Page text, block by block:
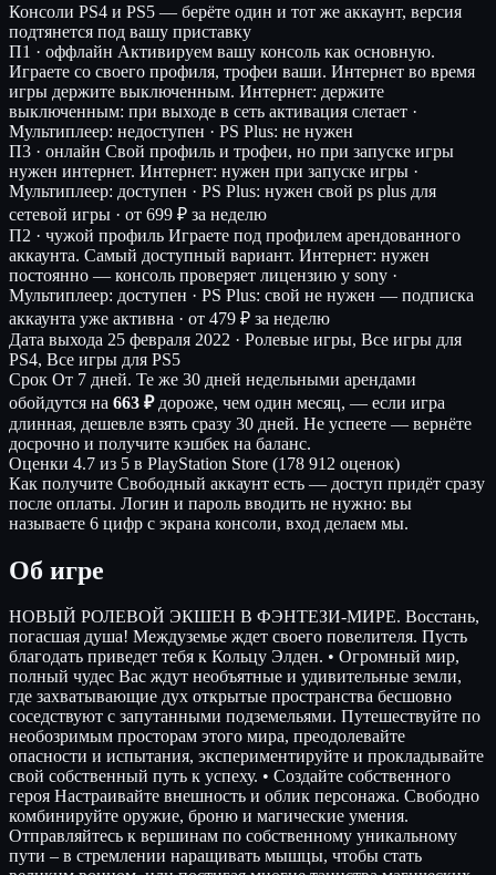
Консоли PS4 и PS5 — берёте один и тот же аккаунт, версия
подтянется под вашу приставку
П1 · оффлайн Активируем вашу консоль как основную.
Играете со своего профиля, трофеи ваши. Интернет во время
игры держите выключенным. Интернет: держите
выключенным: при выходе в сеть активация слетает ·
Мультиплеер: недоступен · PS Plus: не нужен
П3 · онлайн Свой профиль и трофеи, но при запуске игры
нужен интернет. Интернет: нужен при запуске игры ·
Мультиплеер: доступен · PS Plus: нужен свой ps plus для
сетевой игры · от 699 ₽ за неделю
П2 · чужой профиль Играете под профилем арендованного
аккаунта. Самый доступный вариант. Интернет: нужен
постоянно — консоль проверяет лицензию у sony ·
Мультиплеер: доступен · PS Plus: свой не нужен — подписка
аккаунта уже активна · от 479 ₽ за неделю
Дата выхода 25 февраля 2022 · Ролевые игры, Все игры для
PS4, Все игры для PS5
Срок От 7 дней. Те же 30 дней недельными арендами
обойдутся на 663 ₽дороже, чем один месяц, — если игра
длинная, дешевле взять сразу 30 дней. Не успеете — вернёте
досрочно и получите кэшбек на баланс.
Оценки 4.7 из 5 в PlayStation Store (178 912 оценок)
Как получите Свободный аккаунт есть — доступ придёт сразу
после оплаты. Логин и пароль вводить не нужно: вы
называете 6 цифр с экрана консоли, вход делаем мы.
Об игре
НОВЫЙ РОЛЕВОЙ ЭКШЕН В ФЭНТЕЗИ-МИРЕ. Восстань,
погасшая душа! Междуземье ждет своего повелителя. Пусть
благодать приведет тебя к Кольцу Элден. • Огромный мир,
полный чудес Вас ждут необъятные и удивительные земли,
где захватывающие дух открытые пространства бесшовно
соседствуют с запутанными подземельями. Путешествуйте по
необозримым просторам этого мира, преодолевайте
опасности и испытания, экспериментируйте и прокладывайте
свой собственный путь к успеху. • Создайте собственного
героя Настраивайте внешность и облик персонажа. Свободно
комбинируйте оружие, броню и магические умения.
Отправляйтесь к вершинам по собственному уникальному
пути – в стремлении наращивать мышцы, чтобы стать